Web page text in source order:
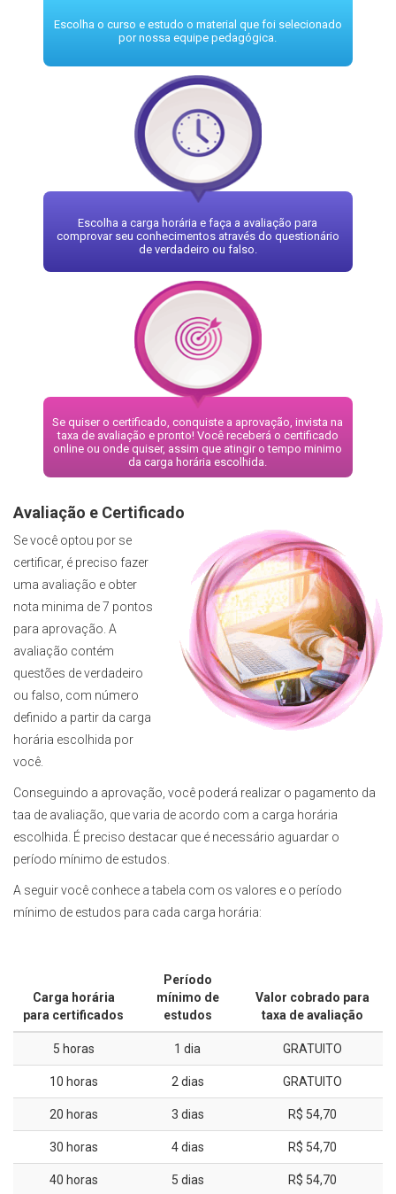
Escolha o curso e estudo o material que foi selecionado
por nossa equipe pedagógica.
Escolha a carga horária e faça a avaliação para
comprovar seu conhecimentos através do questionário
de verdadeiro ou falso.
Se quiser o certificado, conquiste a aprovação, invista na
taxa de avaliação e pronto! Você receberá o certificado
online ou onde quiser, assim que atingir o tempo minimo
da carga horária escolhida.
Avaliação e Certificado
Se você optou por se
certificar, é preciso fazer
uma avaliação e obter
nota minima de 7 pontos
para aprovação. A
avaliação contém
questões de verdadeiro
ou falso, com número
definido a partir da carga
horária escolhida por
você.
Conseguindo a aprovação, você poderá realizar o pagamento da
taa de avaliação, que varia de acordo com a carga horária
escolhida. É preciso destacar que é necessário aguardar o
período mínimo de estudos.
A seguir você conhece a tabela com os valores e o período
mínimo de estudos para cada carga horária:
Carga horária
para certificados
Período
mínimo de
estudos
Valor cobrado para
taxa de avaliação
5 horas 1 dia GRATUITO
10 horas 2 dias GRATUITO
20 horas 3 dias R$ 54,70
30 horas 4 dias R$ 54,70
40 horas 5 dias R$ 54,70